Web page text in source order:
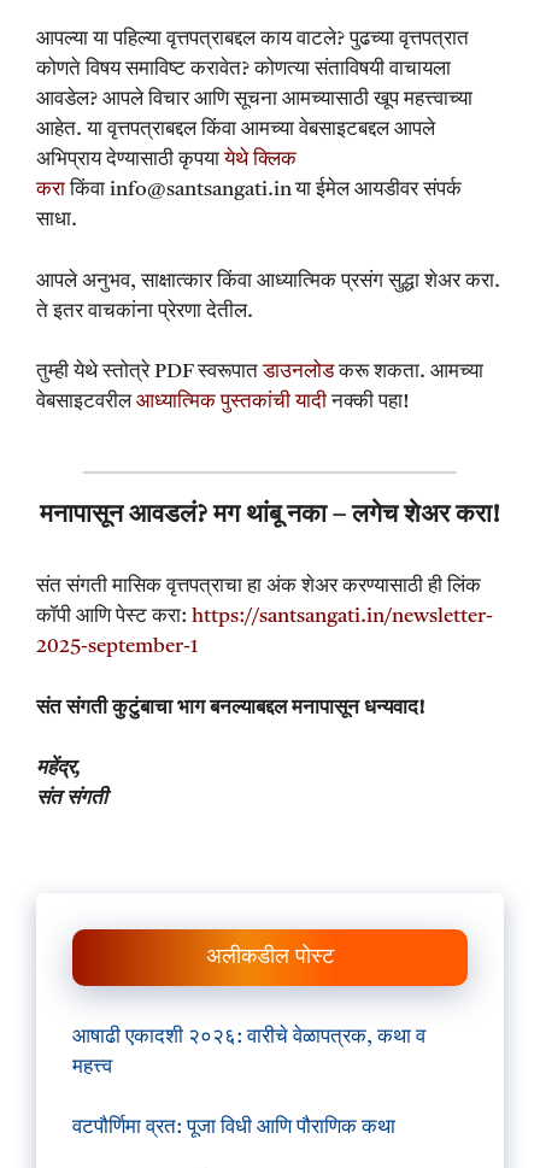
आपल्या या पहिल्या वृत्तपत्राबद्दल काय वाटले? पुढच्या वृत्तपत्रात
कोणते विषय समाविष्ट करावेत? कोणत्या संताविषयी वाचायला
आवडेल? आपले विचार आणि सूचना आमच्यासाठी खूप महत्त्वाच्या
आहेत. या वृत्तपत्राबद्दल किंवा आमच्या वेबसाइटबद्दल आपले
अभिप्राय देण्यासाठी कृपयायेथे क्लिक
कराकिंवा info@santsangati.inया ईमेल आयडीवर संपर्क
साधा.
आपले अनुभव, साक्षात्कार किंवा आध्यात्मिक प्रसंग सुद्धा शेअर करा.
ते इतर वाचकांना प्रेरणा देतील.
तुम्ही येथे स्तोत्रे PDF स्वरूपातडाउनलोडकरू शकता. आमच्या
वेबसाइटवरीलआध्यात्मिक पुस्तकांची यादीनक्की पहा!
मनापासून आवडलं? मग थांबू नका – लगेच शेअर करा!
संत संगती मासिक वृत्तपत्राचा हा अंक शेअर करण्यासाठी ही लिंक
कॉपी आणि पेस्ट करा: https://santsangati.in/newsletter-
2025-september-1
संत संगती कुटुंबाचा भाग बनल्याबद्दल मनापासून धन्यवाद!
महेंद्र,
संत संगती
अलीकडील पोस्ट
आषाढी एकादशी २०२६: वारीचे वेळापत्रक, कथा व
महत्त्व
वटपौर्णिमा व्रत: पूजा विधी आणि पौराणिक कथा